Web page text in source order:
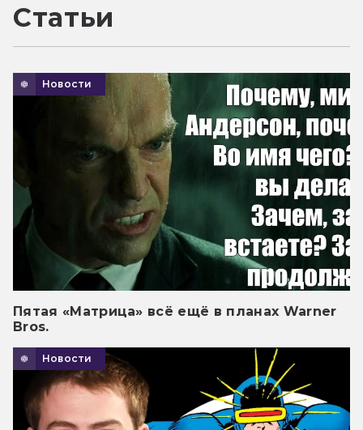
Статьи
Новости
Пятая «Матрица» всё ещё в планах Warner
Bros.
Новости